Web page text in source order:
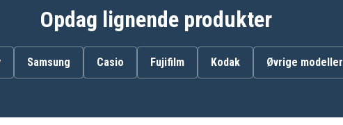
Opdag lignende produkter
Samsung Casio Fujifilm Kodak Øvrige modeller